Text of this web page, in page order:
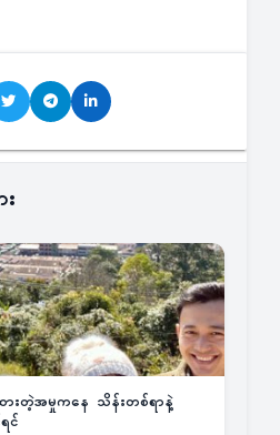
ားတဲ့အမှုကနေ သိန်းတစ်ရာနဲ့
င်